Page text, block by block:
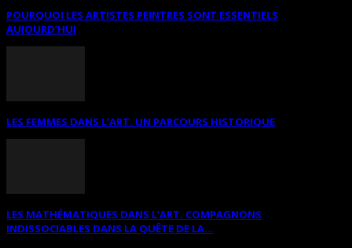
POURQUOI LES ARTISTES PEINTRES SONT ESSENTIELS
AUJOURD’HUI
LES FEMMES DANS L’ART. UN PARCOURS HISTORIQUE
LES MATHÉMATIQUES DANS L’ART. COMPAGNONS
INDISSOCIABLES DANS LA QUÊTE DE LA...